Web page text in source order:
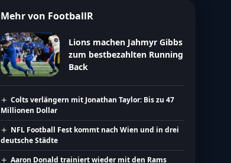
Mehr von FootballR
Lions machen Jahmyr Gibbs
zum bestbezahlten Running
Back
Colts verlängern mit Jonathan Taylor: Bis zu 47
Millionen Dollar
NFL Football Fest kommt nach Wien und in drei
deutsche Städte
Aaron Donald trainiert wieder mit den Rams